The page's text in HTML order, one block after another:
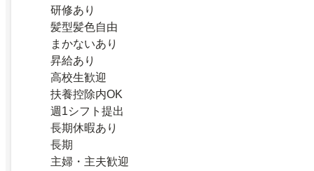
研修あり
髪型髪色自由
まかないあり
昇給あり
高校生歓迎
扶養控除内OK
週1シフト提出
長期休暇あり
長期
主婦・主夫歓迎